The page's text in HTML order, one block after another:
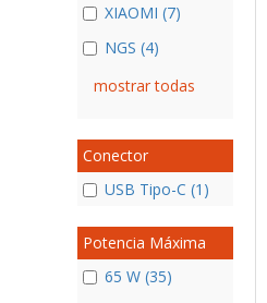
XIAOMI (7)
NGS (4)
mostrar todas
Conector
USB Tipo-C (1)
Potencia Máxima
65 W (35)